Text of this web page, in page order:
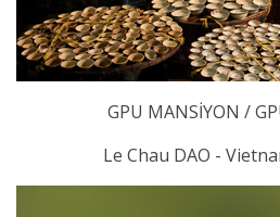
GPU MANSİYON /
Le Chau DAO -